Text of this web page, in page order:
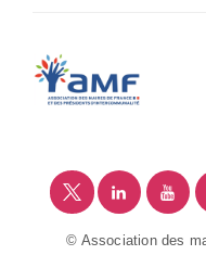
© Association des